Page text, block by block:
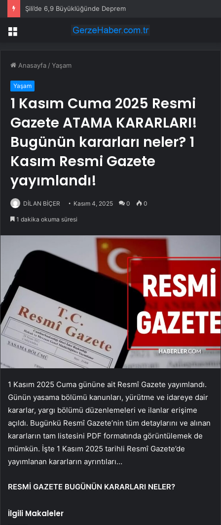
Şili’de 6,9 Büyüklüğünde Deprem
Menü
Anasayfa /Yaşam
Yaşam
1 Kasım Cuma 2025 Resmi
Gazete ATAMA KARARLARI!
Bugünün kararları neler? 1
Kasım Resmi Gazete
yayımlandı!
DİLAN BİÇER Kasım 4, 2025 0 0
1 dakika okuma süresi
1 Kasım 2025 Cuma gününe ait Resmî Gazete yayımlandı.
Günün yasama bölümü kanunları, yürütme ve idareye dair
kararlar, yargı bölümü düzenlemeleri ve ilanlar erişime
açıldı. Bugünkü Resmî Gazete’nin tüm detaylarını ve alınan
kararların tam listesini PDF formatında görüntülemek de
mümkün. İşte 1 Kasım 2025 tarihli Resmî Gazete’de
yayımlanan kararların ayrıntıları…
RESMİ GAZETE BUGÜNÜN KARARLARI NELER?
İlgili Makaleler